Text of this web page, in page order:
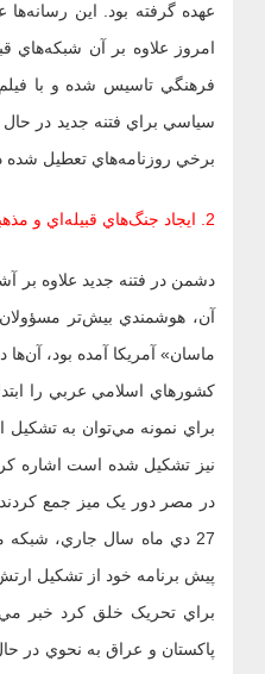
عهده گرفته بود. اين
امروز علاوه بر آن
فرهنگي تاسيس شده و با
سياسي براي فتنه جديد در حال
برخي روزنامه‌هاي تعطيل شده
2. ايجاد جنگ‌هاي قبيله‌اي و مذهبي
دشمن در فتنه جديد علاوه بر
آن، هوشمندي بيش‌تر
ماسان» آمريکا آمده بود، آن‌ها
کشورهاي اسلامي عربي را
نيز تشکيل شده است اشاره
در مصر دور يک ميز جمع
27 دي ماه سال جاري، شبکه
پيش برنامه خود از تشکيل
براي تحريک خلق کرد خبر
پاکستان و عراق به نحوي در